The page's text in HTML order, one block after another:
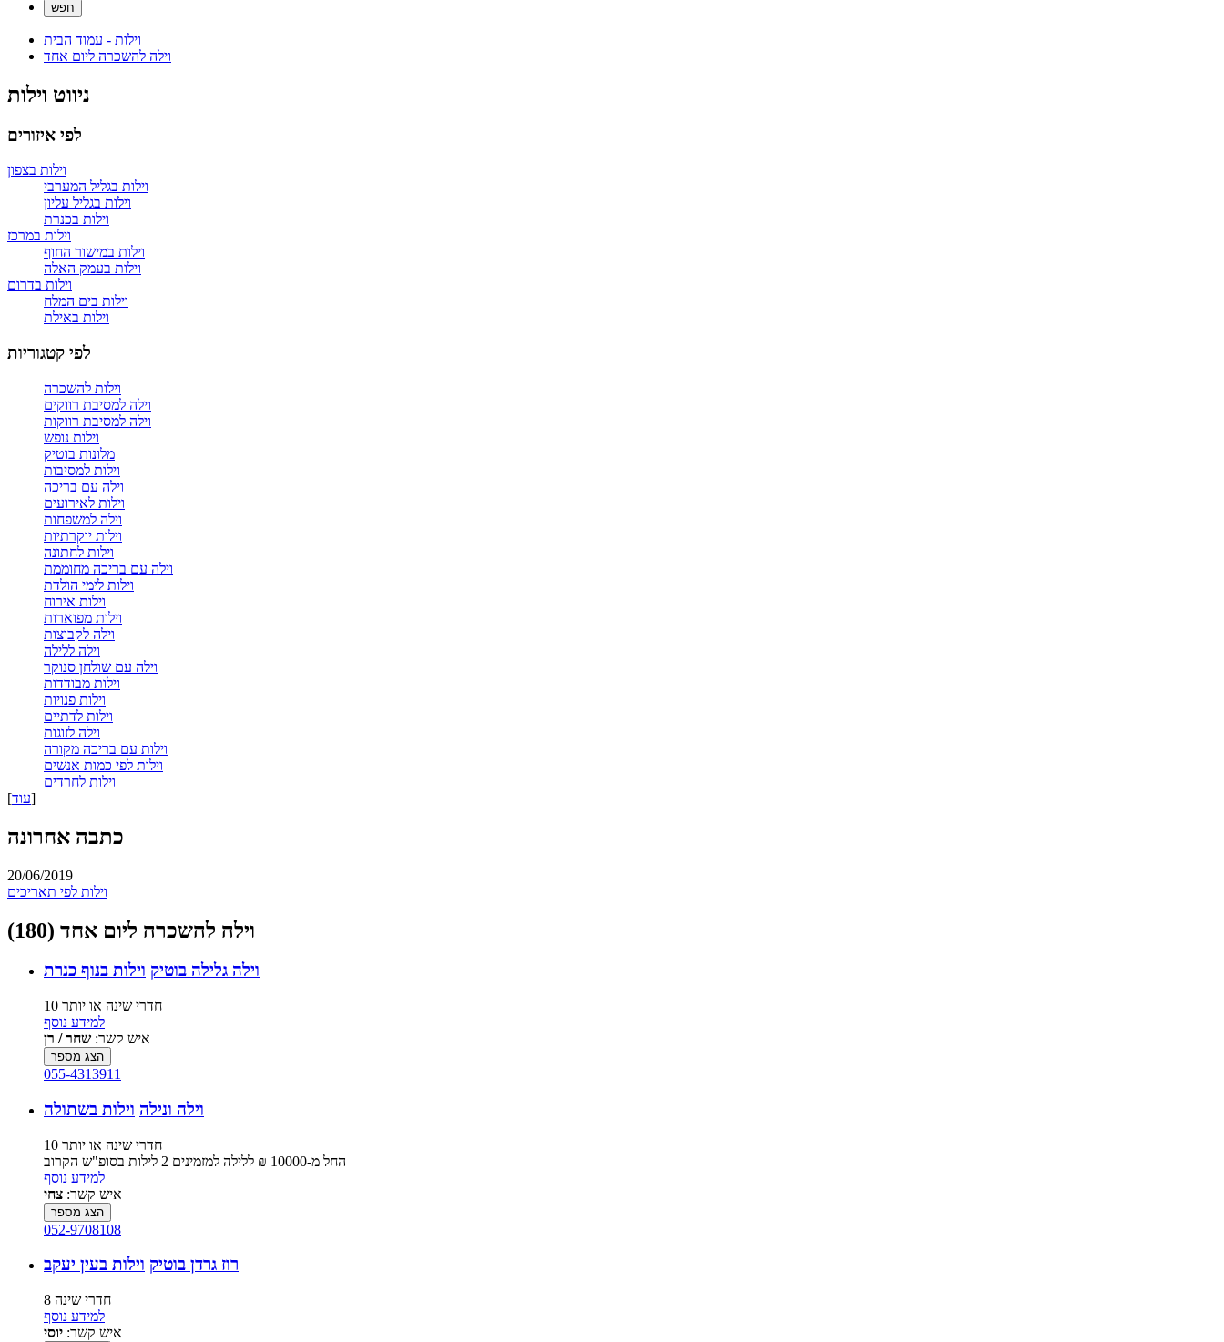
וילות - עמוד הבית
וילה להשכרה ליום אחד
ניווט וילות
לפי איזורים
וילות בצפון
וילות בגליל המערבי
וילות בגליל עליון
וילות בכנרת
וילות במרכז
וילות במישור החוף
וילות בעמק האלה
וילות בדרום
וילות בים המלח
וילות באילת
לפי קטגוריות
וילות להשכרה
וילה למסיבת רווקים
וילה למסיבת רווקות
וילות נופש
מלונות בוטיק
וילות למסיבות
וילה עם בריכה
וילות לאירועים
וילה למשפחות
וילות יוקרתיות
וילות לחתונה
וילה עם בריכה מחוממת
וילות לימי הולדת
וילות אירוח
וילות מפוארות
וילה לקבוצות
וילה ללילה
וילה עם שולחן סנוקר
וילות מבודדות
וילות פנויות
וילות לדתיים
וילה לזוגות
וילות עם בריכה מקורה
וילות לפי כמות אנשים
וילות לחרדים
[עוד]
כתבה אחרונה
20/06/2019
וילות לפי תאריכים
וילה להשכרה ליום אחד (180)
וילה גלילה בוטיק וילות בנוף כנרת
10 חדרי שינה או יותר
למידע נוסף
איש קשר: שחר / רן
הצג מספר
055-4313911
וילה ונילה וילות בשתולה
10 חדרי שינה או יותר
החל מ-‏10000 ₪ ללילה למזמינים 2 לילות בסופ"ש הקרוב
למידע נוסף
איש קשר: צחי
הצג מספר
052-9708108
רוז גרדן בוטיק וילות בעין יעקב
8 חדרי שינה
למידע נוסף
איש קשר: יוסי